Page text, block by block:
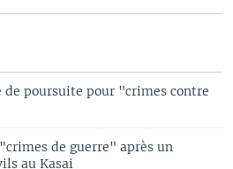
de poursuite pour "crimes contre
de guerre" après un
au Kasai